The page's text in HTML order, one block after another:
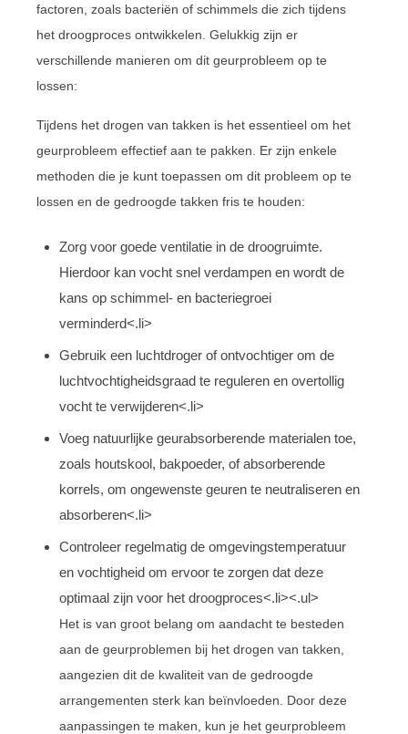
factoren, zoals bacteriën of schimmels die zich tijdens
het droogproces ontwikkelen. Gelukkig zijn er
verschillende manieren om dit geurprobleem op te
lossen:
Tijdens het drogen van takken is het essentieel om het
geurprobleem effectief aan te pakken. Er zijn enkele
methoden die je kunt toepassen om dit probleem op te
lossen en de gedroogde takken fris te houden:
Zorg voor goede ventilatie in de droogruimte.
Hierdoor kan vocht snel verdampen en wordt de
kans op schimmel- en bacteriegroei
verminderd<.li>
Gebruik een luchtdroger of ontvochtiger om de
luchtvochtigheidsgraad te reguleren en overtollig
vocht te verwijderen<.li>
Voeg natuurlijke geurabsorberende materialen toe,
zoals houtskool, bakpoeder, of absorberende
korrels, om ongewenste geuren te neutraliseren en
absorberen<.li>
Controleer regelmatig de omgevingstemperatuur
en vochtigheid om ervoor te zorgen dat deze
optimaal zijn voor het droogproces<.li><.ul>
Het is van groot belang om aandacht te besteden
aan de geurproblemen bij het drogen van takken,
aangezien dit de kwaliteit van de gedroogde
arrangementen sterk kan beïnvloeden. Door deze
aanpassingen te maken, kun je het geurprobleem